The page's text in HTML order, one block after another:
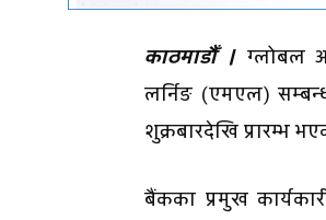
काठमाडौँ । ग्लोबल
लर्निङ (एमएल)
शुक्रबारदेखि प्रारम्भ
बैंकका प्रमुख